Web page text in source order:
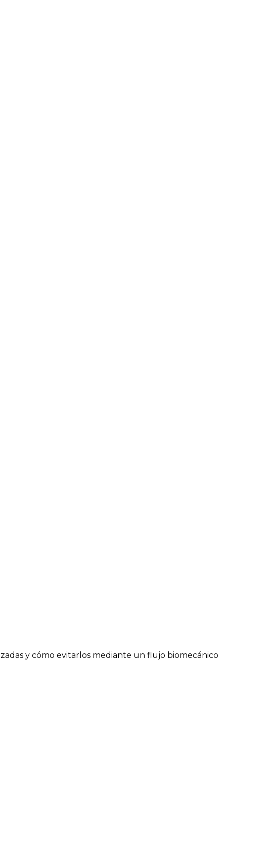
y cómo evitarlos mediante un flujo biomecánico